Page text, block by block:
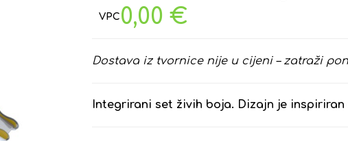
0,00€
Dostava iz tvornice nije u cijeni – zatraži
Integrirani set živih boja. Dizajn je inspiriran